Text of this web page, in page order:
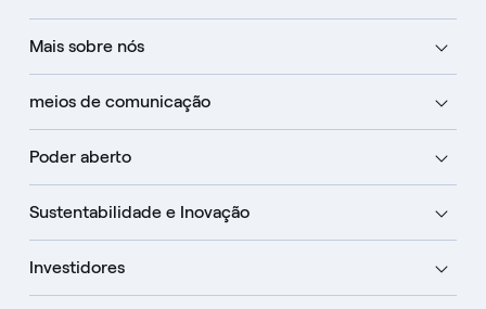
Mais sobre nós
meios de comunicação
Poder aberto
Sustentabilidade e Inovação
Investidores